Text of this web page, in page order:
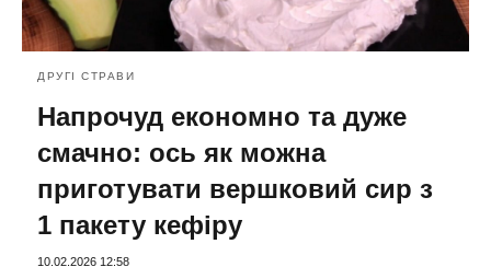
ДРУГІ СТРАВИ
Напрочуд економно та дуже
смачно: ось як можна
приготувати вершковий сир з
1 пакету кефіру
10.02.2026 12:58